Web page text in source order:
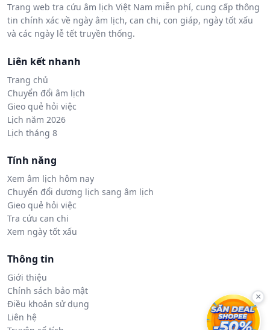
Trang web tra cứu âm lịch Việt Nam miễn phí, cung cấp thông
tin chính xác về ngày âm lịch, can chi, con giáp, ngày tốt xấu
và các ngày lễ tết truyền thống.
Liên kết nhanh
Trang chủ
Chuyển đổi âm lịch
Gieo quẻ hỏi việc
Lịch năm 2026
Lịch tháng 8
Tính năng
Xem âm lịch hôm nay
Chuyển đổi dương lịch sang âm lịch
Gieo quẻ hỏi việc
Tra cứu can chi
Xem ngày tốt xấu
Thông tin
Giới thiệu
Chính sách bảo mật
Điều khoản sử dụng
Liên hệ
×